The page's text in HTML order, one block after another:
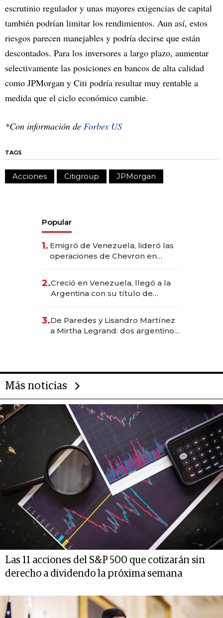
escrutinio regulador y unas mayores exigencias de capital
también podrían limitar los rendimientos. Aun así, estos
riesgos parecen manejables y podría decirse que están
descontados. Para los inversores a largo plazo, aumentar
selectivamente las posiciones en bancos de alta calidad
como JPMorgan y Citi podría resultar muy rentable a
medida que el ciclo económico cambie.
*Con información de Forbes US
TAGS
Acciones Citigroup JPMorgan
Popular
1. Emigró de Venezuela, lideró las
operaciones de Chevron en
2.Creció en Venezuela, llegó a la
Argentina con su título de
las marcas "fast premium"
3.De Paredes y Lisandro Martínez
a Mirtha Legrand: dos argentinos
Más noticias
Las 11 acciones del S&P 500 que cotizarán sin
derecho a dividendo la próxima semana